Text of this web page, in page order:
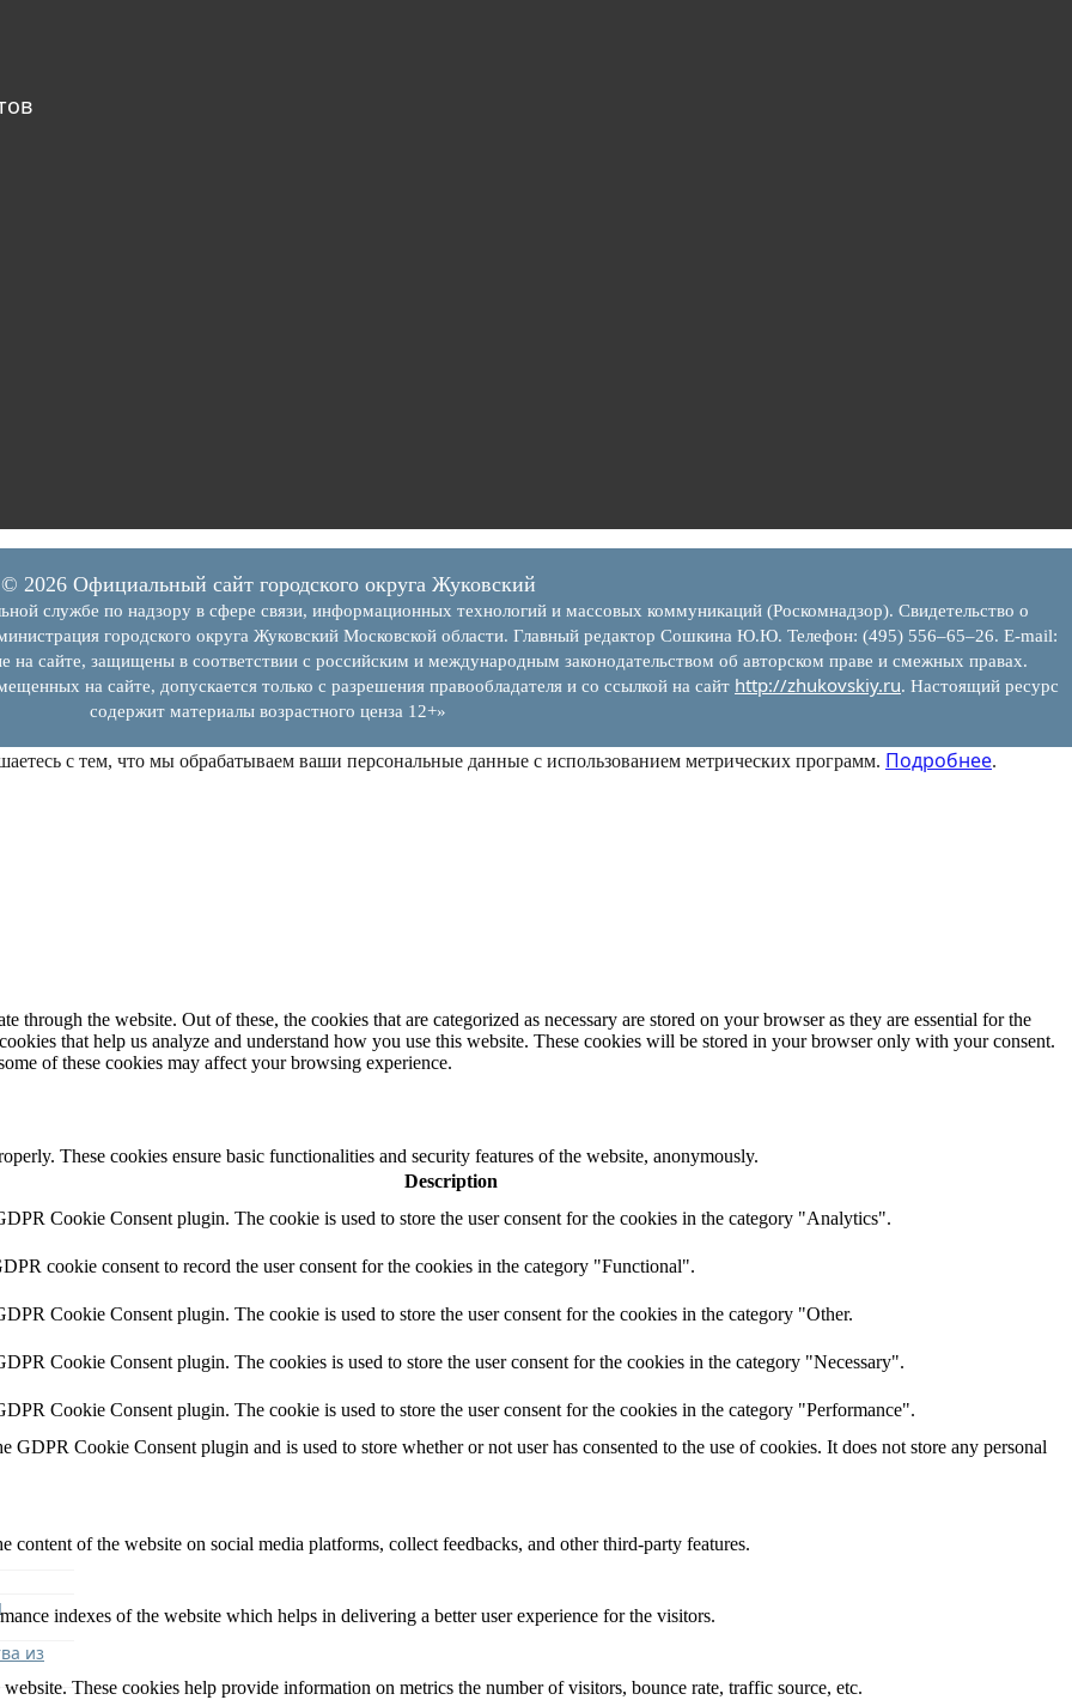
из
© 2026 Официальный сайт городского округа Жуковский
службе по надзору в сфере связи, информационных технологий и массовых коммуникаций (Роскомнадзор). Свидетельство о
городского округа Жуковский Московской области. Главный редактор Сошкина Ю.Ю. Телефон: (495) 556–65–26. E‑mail:
на сайте, защищены в соответствии с российским и международным законодательством об авторском праве и смежных правах.
на сайте, допускается только с разрешения правообладателя и со ссылкой на сайт http://zhukovskiy.ru. Настоящий ресурс
содержит материалы возрастного ценза 12+»
с тем, что мы обрабатываем ваши персональные данные с использованием метрических программ. Подробнее.
the website. Out of these, the cookies that are categorized as necessary are stored on your browser as they are essential for the
that help us analyze and understand how you use this website. These cookies will be stored in your browser only with your consent.
of these cookies may affect your browsing experience.
These cookies ensure basic functionalities and security features of the website, anonymously.
Description
Cookie Consent plugin. The cookie is used to store the user consent for the cookies in the category "Analytics".
cookie consent to record the user consent for the cookies in the category "Functional".
Cookie Consent plugin. The cookie is used to store the user consent for the cookies in the category "Other.
Cookie Consent plugin. The cookies is used to store the user consent for the cookies in the category "Necessary".
Cookie Consent plugin. The cookie is used to store the user consent for the cookies in the category "Performance".
GDPR Cookie Consent plugin and is used to store whether or not user has consented to the use of cookies. It does not store any personal
of the website on social media platforms, collect feedbacks, and other third-party features.
indexes of the website which helps in delivering a better user experience for the visitors.
These cookies help provide information on metrics the number of visitors, bounce rate, traffic source, etc.